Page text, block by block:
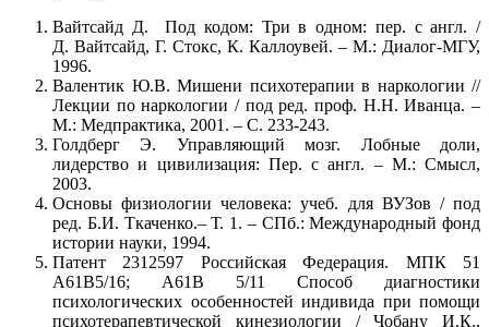
Вайтсайд Д. Под кодом: Три в одном: пер. с англ. /
Д. Вайтсайд, Г. Стокс, К. Каллоувей. – М.: Диалог-МГУ,
1996.
Валентик Ю.В. Мишени психотерапии в наркологии //
Лекции по наркологии / под ред. проф. Н.Н. Иванца. –
М.: Медпрактика, 2001. – С. 233-243.
Голдберг Э. Управляющий мозг. Лобные доли,
лидерство и цивилизация: Пер. с англ. – М.: Смысл,
2003.
Основы физиологии человека: учеб. для ВУЗов / под
ред. Б.И. Ткаченко.– Т. 1. – СПб.: Международный фонд
истории науки, 1994.
Патент 2312597 Российская Федерация. МПК 51
А61В5/16; А61В 5/11 Способ диагностики
психологических особенностей индивида при помощи
психотерапевтической кинезиологии / Чобану И.К.,